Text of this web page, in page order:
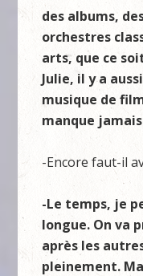
des albums,
orchestres
arts, que ce
Julie, il y a
musique de
manque
-Encore faut-il
-Le temps, je
longue. On va
après les
pleinement.